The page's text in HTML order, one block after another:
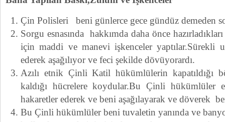
Çin Polisleri beni günlerce gece gündüz demeden
Sorgu esnasında hakkımda daha önce
için maddi ve manevi işkenceler yaptılar.Sürekli
ederek aşağılıyor ve feci şekilde dövüyorardı.
Azılı etnik Çinli Katil hükümlülerin kapatıldığı
kaldığı hücrelere koydular.Bu Çinli hükümlüler
hakaretler ederek ve beni aşağılayarak ve döverek
Bu Çinli hükümlüler beni tuvaletin yanında ve